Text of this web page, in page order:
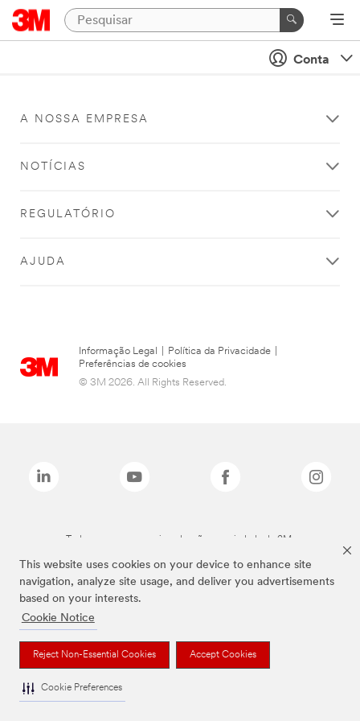
This website uses cookies on your device to enhance site
navigation, analyze site usage, and deliver you advertisements
based on your interests.
Cookie Notice
Reject Non-Essential Cookies Accept Cookies
Cookie Preferences
Conta
A NOSSA EMPRESA
NOTÍCIAS
REGULATÓRIO
AJUDA
Informação Legal Política da Privacidade
Preferências de cookies
© 3M 2026. All Rights Reserved.
Todas as marcas mencionadas são propriedade da 3M.